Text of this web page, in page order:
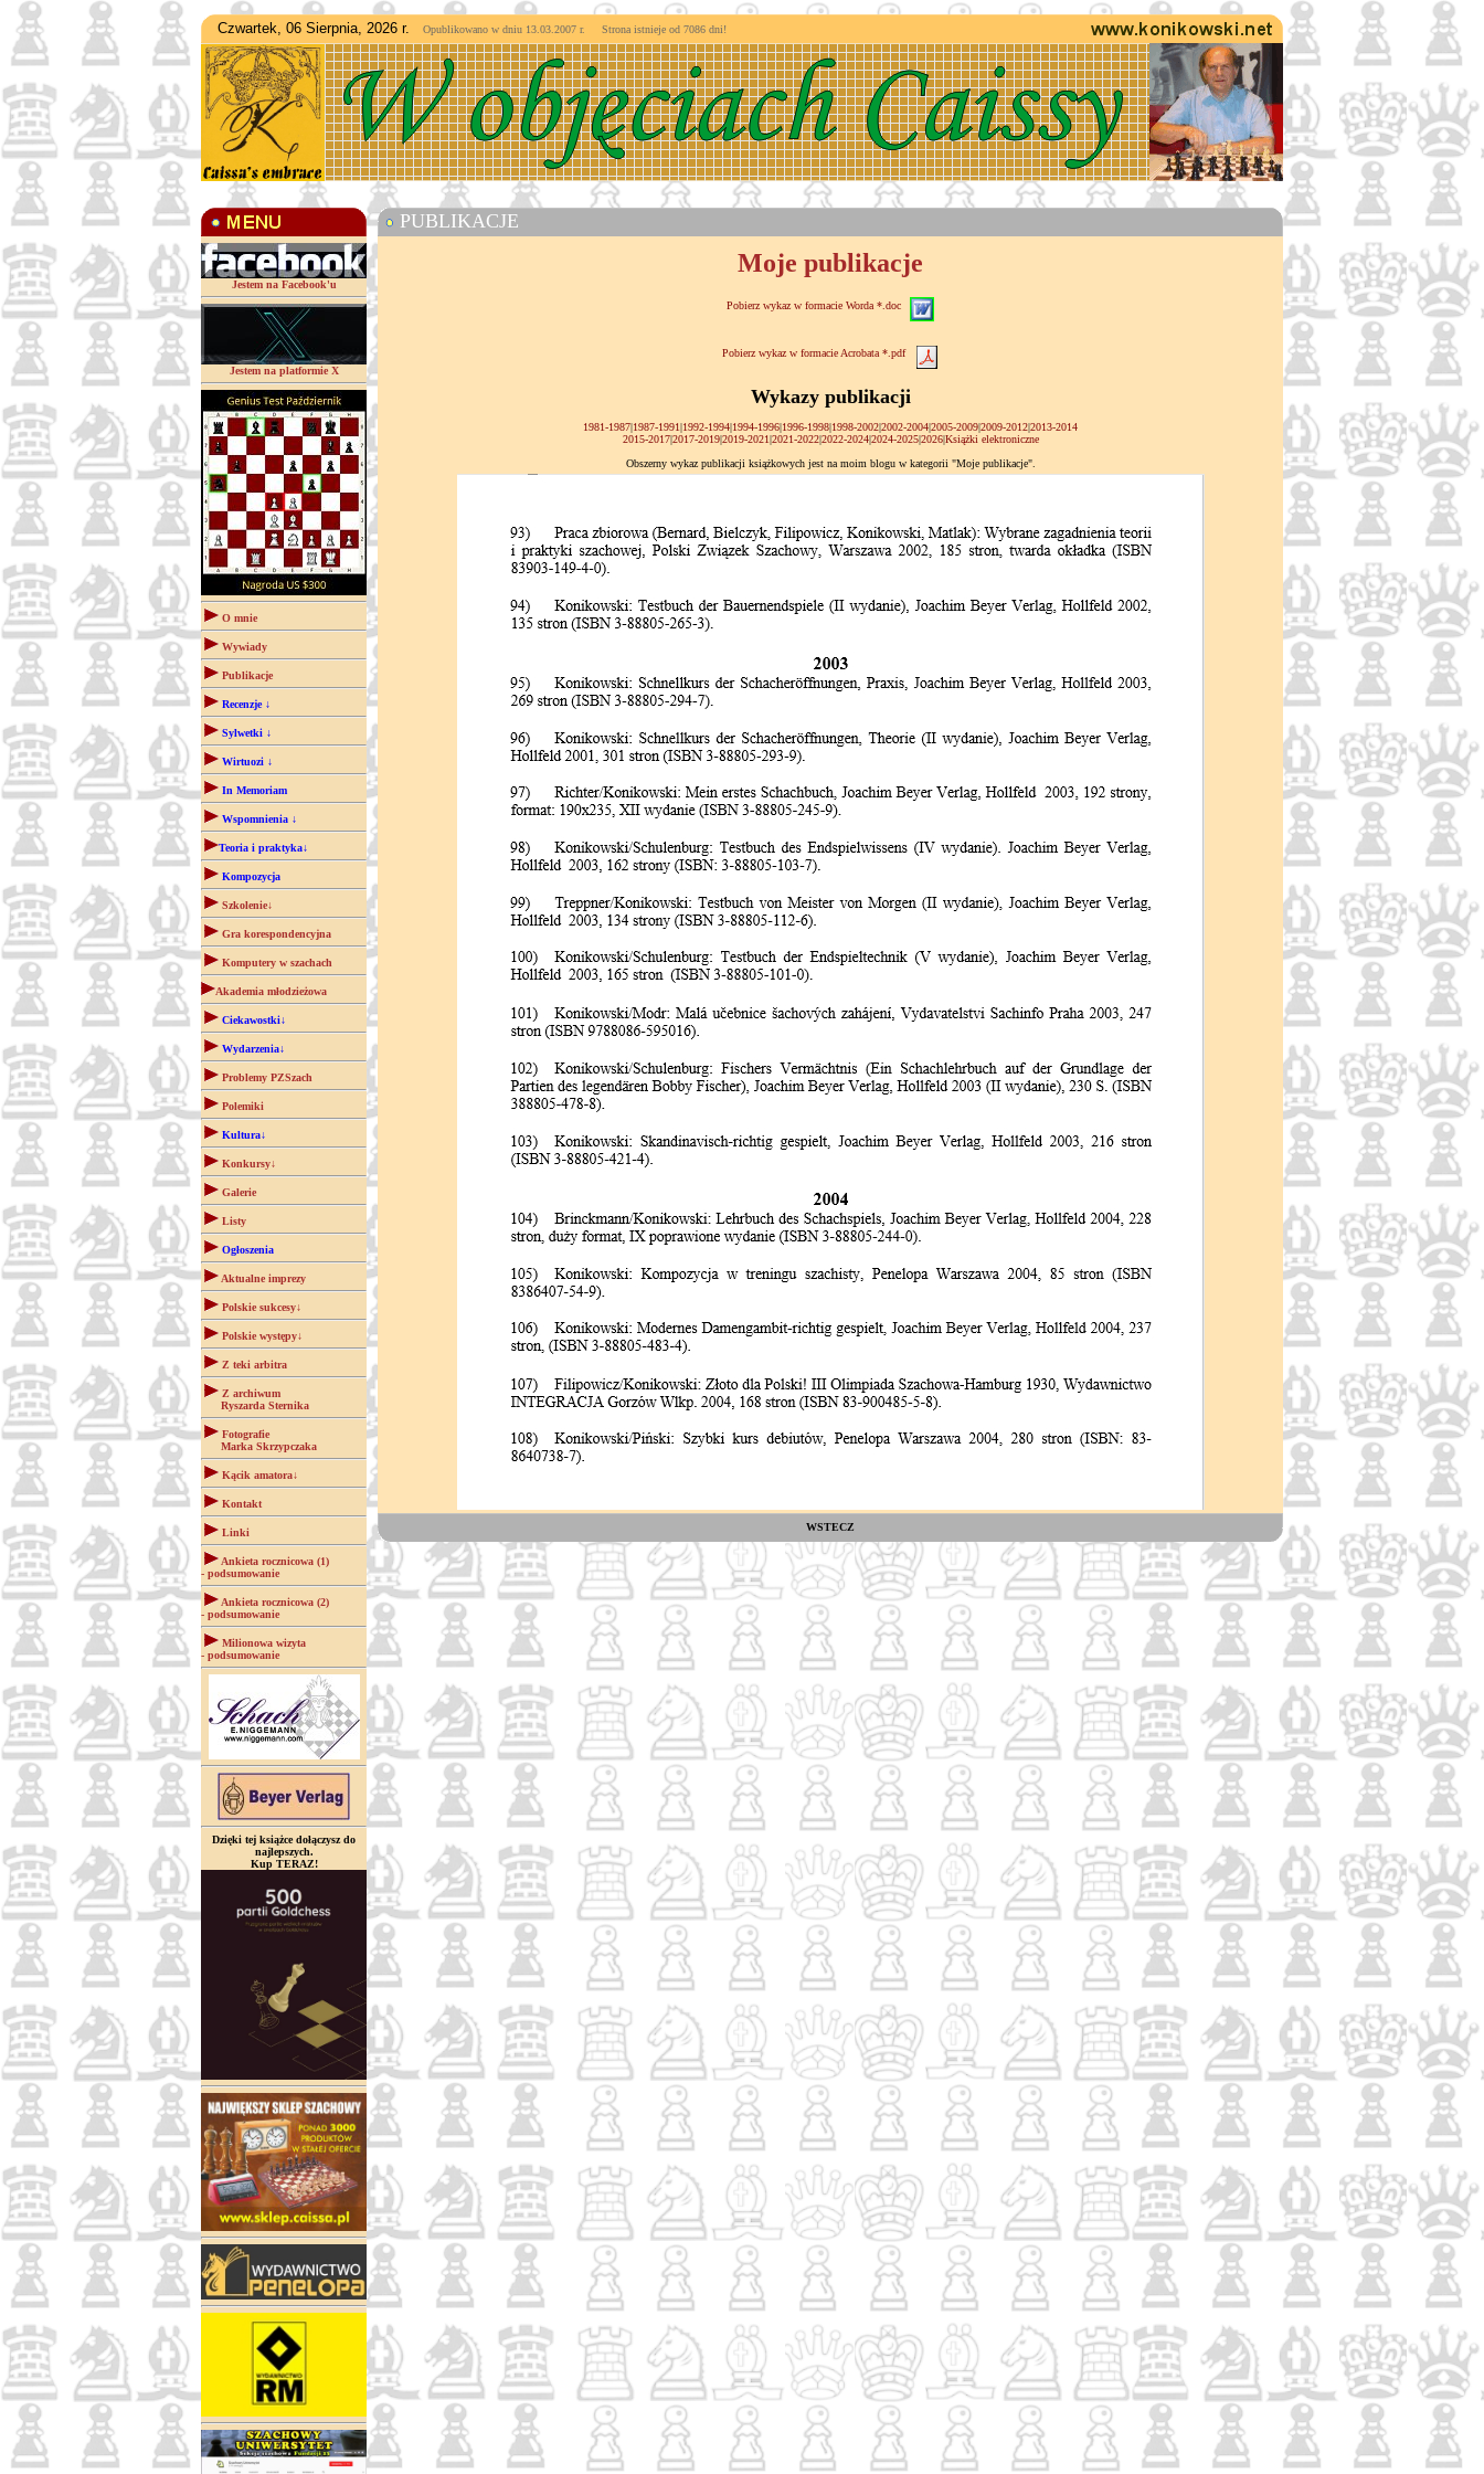
Czwartek, 06 Sierpnia, 2026 r. Opublikowano w dniu 13.03.2007 r. Strona istnieje od 7086 dni!
Jestem na Facebook'u
Jestem na platformie X
O mnie
Wywiady
Publikacje
Recenzje ↓
Sylwetki ↓
Wirtuozi ↓
In Memoriam
Wspomnienia ↓
Teoria i praktyka↓
Kompozycja
Szkolenie↓
Gra korespondencyjna
Komputery w szachach
Akademia młodzieżowa
Ciekawostki↓
Wydarzenia↓
Problemy PZSzach
Polemiki
Kultura↓
Konkursy↓
Galerie
Listy
Ogłoszenia
Aktualne imprezy
Polskie sukcesy↓
Polskie występy↓
Z teki arbitra
Z archiwum
Ryszarda Sternika
Fotografie
Marka Skrzypczaka
Kącik amatora↓
Kontakt
Linki
Ankieta rocznicowa (1)
- podsumowanie
Ankieta rocznicowa (2)
- podsumowanie
Milionowa wizyta
- podsumowanie
Dzięki tej książce dołączysz do
najlepszych.
Kup TERAZ!
PUBLIKACJE
Moje publikacje
Pobierz wykaz w formacie Worda *.doc
Pobierz wykaz w formacie Acrobata *.pdf
Wykazy publikacji
1981-1987|1987-1991|1992-1994|1994-1996|1996-1998|1998-2002|2002-2004|2005-2009|2009-2012|2013-2014
2015-2017|2017-2019|2019-2021|2021-2022|2022-2024|2024-2025|2026|Książki elektroniczne
Obszerny wykaz publikacji książkowych jest na moim blogu w kategorii "Moje publikacje".
WSTECZ